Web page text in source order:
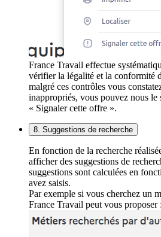
France Travail effectue
vérifier la légalité et la conformité
malgré ces contrôles vous
inappropriés, vous pouvez nous le
« Signaler cette offre ».
8. Suggestions de recherche
En fonction de la recherche
afficher des suggestions de
suggestions sont calculées en
avez saisis.
Par exemple si vous cherchez un
France Travail peut vous proposer :